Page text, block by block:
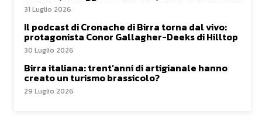
31 Luglio 2026
Il podcast di Cronache di Birra torna dal vivo:
protagonista Conor Gallagher-Deeks di Hilltop
30 Luglio 2026
Birra italiana: trent’anni di artigianale hanno
creato un turismo brassicolo?
29 Luglio 2026